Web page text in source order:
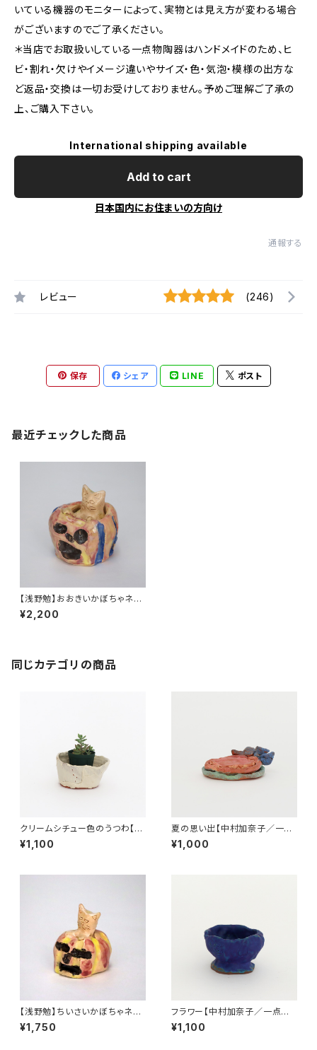
いている機器のモニターによって、実物とは見え方が変わる場合
がございますのでご了承ください。
＊当店でお取扱いしている一点物陶器はハンドメイドのため、ヒ
ビ・割れ・欠けやイメージ違いやサイズ・色・気泡・模様の出方な
ど返品・交換は一切お受けしておりません。予めご理解ご了承の
上、ご購入下さい。
International shipping available
Add to cart
日本国内にお住まいの方向け
通報する
レビュー (246)
保存 シェア LINE ポスト
最近チェックした商品
【浅野勉】おおきいかぼちゃネコ
（一点物陶器）
¥2,200
同じカテゴリの商品
クリームシチュー色のうつわ【中
谷寿恵／一点物 陶器】
¥1,100
夏の思い出【中村加奈子／一点
物 陶器】
¥1,000
【浅野勉】ちいさいかぼちゃネコ
（一点物陶器）
¥1,750
フラワー【中村加奈子／一点物
陶器】
¥1,100